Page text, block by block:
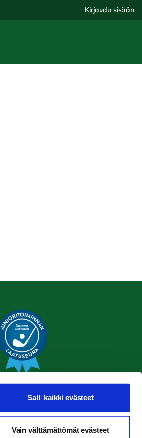
Salli kaikki evästeet
Vain välttämättömät evästeet
Kirjaudu sisään
Tietosuojaseloste